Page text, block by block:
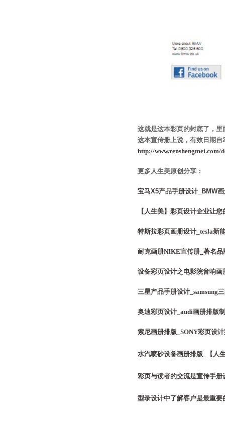
这就是这本彩页的封底了，
这本宣传册上说，有效日期
http://www.renshengmei.com/
更多人生美原创分享：
宝马X5产品手册设计_BMW
【人生美】彩页设计企业让
特斯拉彩页画册设计_tesla新
耐克画册NIKE宣传册_著名品
设备彩页设计之电影院音响画
三星产品手册设计_samsung
奥迪彩页设计_audi画册排版
索尼画册排版_SONY彩页设
水汽喷砂设备画册排版_【人
彩页与读者的交流是宣传手册
型录设计中了解客户是最重